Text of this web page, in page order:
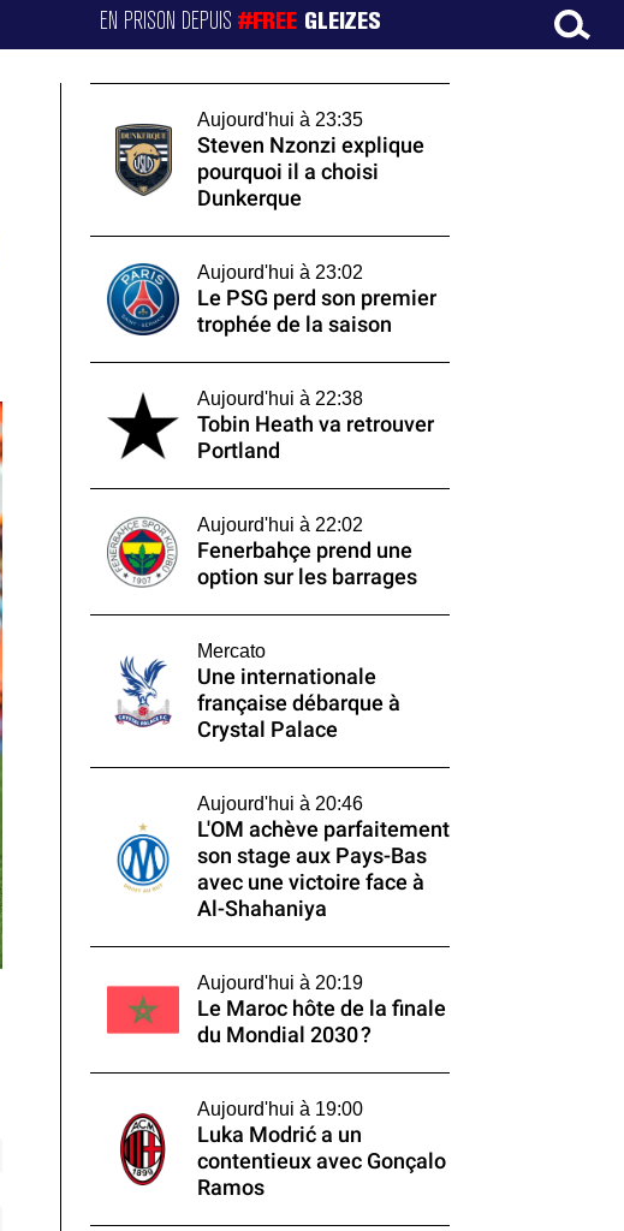
EN PRISON DEPUIS#FREE GLEIZES
Aujourd'hui à 23:35
Steven Nzonzi explique
pourquoi il a choisi
Dunkerque
Aujourd'hui à 23:02
Le PSG perd son premier
trophée de la saison
Aujourd'hui à 22:38
Tobin Heath va retrouver
Portland
Aujourd'hui à 22:02
Fenerbahçe prend une
option sur les barrages
Mercato
Une internationale
française débarque à
Crystal Palace
Aujourd'hui à 20:46
L'OM achève parfaitement
son stage aux Pays-Bas
avec une victoire face à
Al-Shahaniya
Aujourd'hui à 20:19
Le Maroc hôte de la finale
du Mondial 2030 ?
Aujourd'hui à 19:00
Luka Modrić a un
contentieux avec Gonçalo
Ramos